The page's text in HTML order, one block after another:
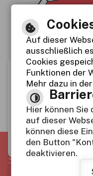
Inhalt-Impressum-
Social Media Konzept
Facebook, Instagram
Immer auf dem
neuesten Stand
möchte Ihnen
achrichtigungen
enden
Auf dieser
ausschließlich
Cookies
Funktionen der
Mehr dazu in
Hier können
auf dieser
können diese
den Button
deaktivieren.